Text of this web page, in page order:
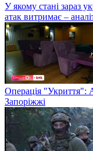
У якому стані зараз
атак витримає –
Операція "Укриття":
Запоріжжі